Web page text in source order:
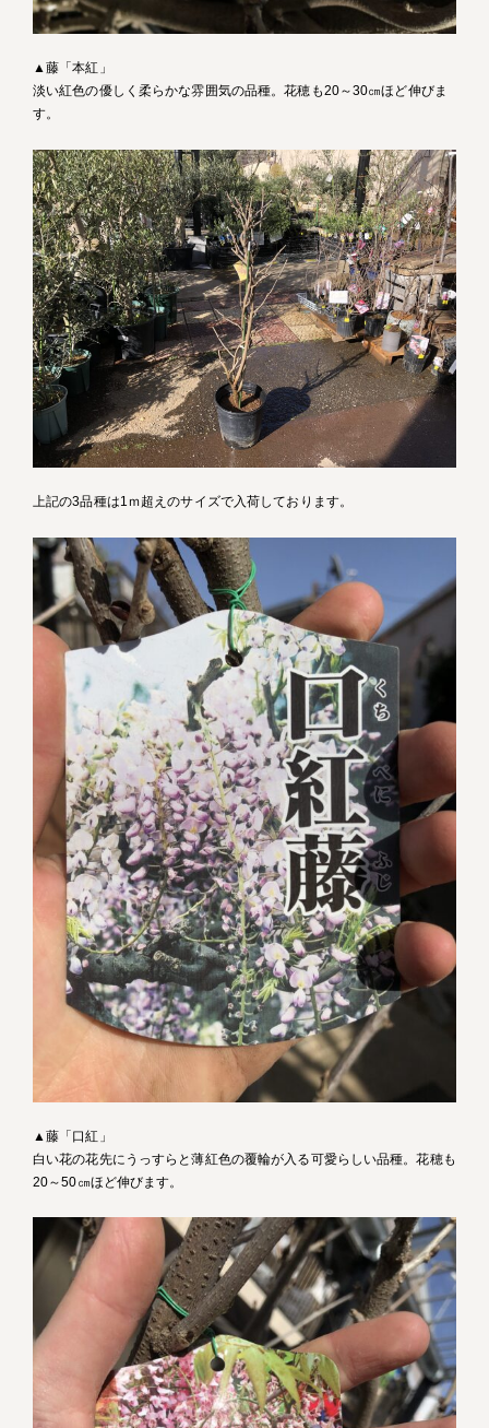
▲藤「本紅」
淡い紅色の優しく柔らかな雰囲気の品種。花穂も20～30㎝ほど伸びま
す。
上記の3品種は1ｍ超えのサイズで入荷しております。
▲藤「口紅」
白い花の花先にうっすらと薄紅色の覆輪が入る可愛らしい品種。花穂も
20～50㎝ほど伸びます。